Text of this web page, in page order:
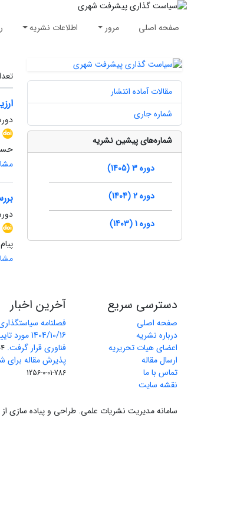
صفحه اصلی مرور اطلاعات نشریه
دوره 3، شماره 2، تابستان
دوره 2، شماره 3، پاییز
مقالات آماده انتشار
شماره جاری
شماره‌های پیشین نشریه
دوره 3 (1405)
دوره 2 (1404)
دوره 1 (1403)
دسترسی سریع
صفحه اصلی
درباره نشریه
اعضای هیات تحریریه
ارسال مقاله
تماس با ما
نقشه سایت
آخرین اخبار
فصلنامه
1404/10/16
فناوری قرار گرفت. 11
پذیرش مقاله برای
786-01-0-1256
سامانه مدیریت نشریات علمی. طراحی و پیاده سازی از